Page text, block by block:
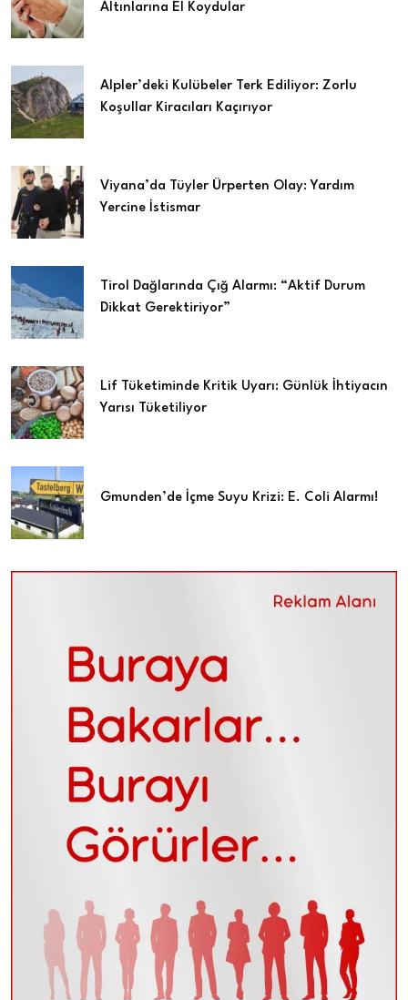
Altınlarına El Koydular
Alpler’deki Kulübeler Terk Ediliyor: Zorlu
Koşullar Kiracıları Kaçırıyor
Viyana’da Tüyler Ürperten Olay: Yardım
Yercine İstismar
Tirol Dağlarında Çığ Alarmı: “Aktif Durum
Dikkat Gerektiriyor”
Lif Tüketiminde Kritik Uyarı: Günlük İhtiyacın
Yarısı Tüketiliyor
Gmunden’de İçme Suyu Krizi: E. Coli Alarmı!